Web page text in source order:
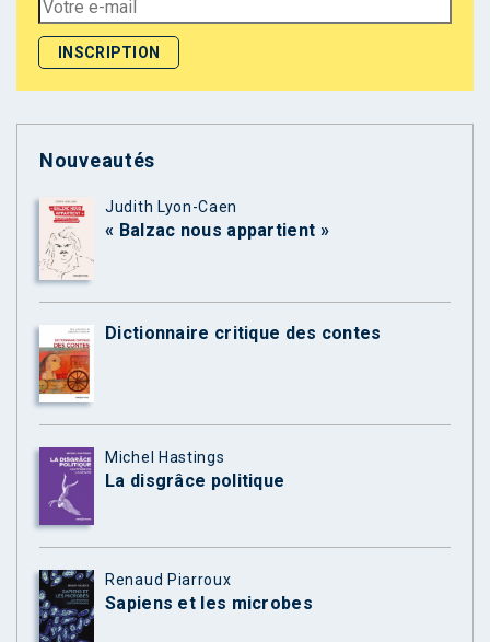
Nouveautés
Judith Lyon-Caen
« Balzac nous appartient »
Dictionnaire critique des contes
Michel Hastings
La disgrâce politique
Renaud Piarroux
Sapiens et les microbes